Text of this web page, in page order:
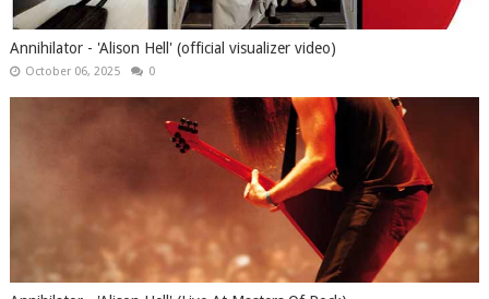
Annihilator - 'Alison Hell' (official visualizer video)
October 06, 2025 0